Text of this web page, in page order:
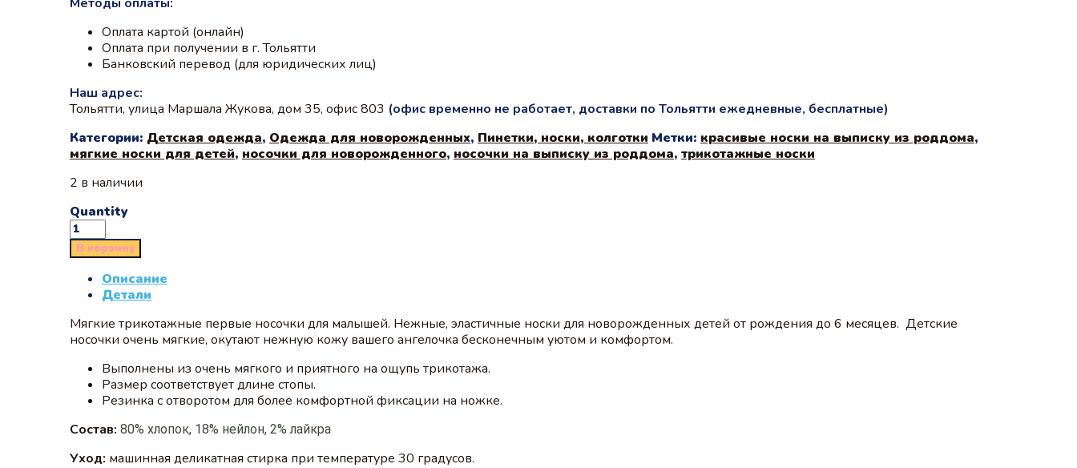
Оплата картой (онлайн)
Оплата при получении в г. Тольятти
Банковский перевод (для юридических лиц)
Наш адрес:
Тольятти, улица Маршала Жукова, дом 35, офис 803 (офис временно не работает, доставки по Тольятти ежедневные, бесплатные)
Категории: Детская одежда, Одежда для новорожденных, Пинетки, носки, колготки Метки: красивые носки на выписку из роддома,
мягкие носки для детей, носочки для новорожденного, носочки на выписку из роддома, трикотажные носки
2 в наличии
Quantity
В корзину
Описание
Детали
Мягкие трикотажные первые носочки для малышей. Нежные, эластичные носки для новорожденных детей от рождения до 6 месяцев. Детские
носочки очень мягкие, окутают нежную кожу вашего ангелочка бесконечным уютом и комфортом.
Выполнены из очень мягкого и приятного на ощупь трикотажа.
Размер соответствует длине стопы.
Резинка с отворотом для более комфортной фиксации на ножке.
Состав: 80% хлопок, 18% нейлон, 2% лайкра
Уход: машинная деликатная стирка при температуре 30 градусов.